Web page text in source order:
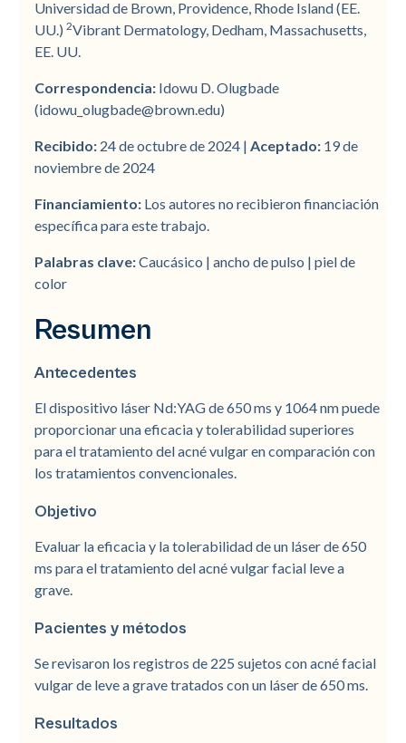
Universidad de Brown, Providence, Rhode Island (EE.
UU.)2Vibrant Dermatology, Dedham, Massachusetts,
EE. UU.
Correspondencia: Idowu D. Olugbade
(idowu_olugbade@brown.edu)
Recibido: 24 de octubre de 2024 | Aceptado: 19 de
noviembre de 2024
Financiamiento: Los autores no recibieron financiación
específica para este trabajo.
Palabras clave:Caucásico | ancho de pulso | piel de
color
Resumen
Antecedentes
El dispositivo láser Nd:YAG de 650 ms y 1064 nm puede
proporcionar una eficacia y tolerabilidad superiores
para el tratamiento del acné vulgar en comparación con
los tratamientos convencionales.
Objetivo
Evaluar la eficacia y la tolerabilidad de un láser de 650
ms para el tratamiento del acné vulgar facial leve a
grave.
Pacientes y métodos
Se revisaron los registros de 225 sujetos con acné facial
vulgar de leve a grave tratados con un láser de 650 ms.
Resultados
Pacientes y métodos
Conclusión
Procedimiento
puntuación de IGA